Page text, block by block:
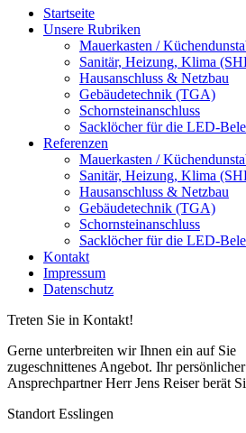
Startseite
Unsere Rubriken
Mauerkasten /
Sanitär, Heizung, Klima
Hausanschluss & Netzbau
Gebäudetechnik (TGA)
Schornsteinanschluss
Sacklöcher für die LED-
Referenzen
Mauerkasten /
Sanitär, Heizung, Klima
Hausanschluss & Netzbau
Gebäudetechnik (TGA)
Schornsteinanschluss
Sacklöcher für die LED-
Kontakt
Impressum
Datenschutz
Treten Sie in Kontakt!
Gerne unterbreiten wir Ihnen ein auf Sie
zugeschnittenes Angebot. Ihr persönlicher
Ansprechpartner Herr Jens Reiser berät
Standort Esslingen